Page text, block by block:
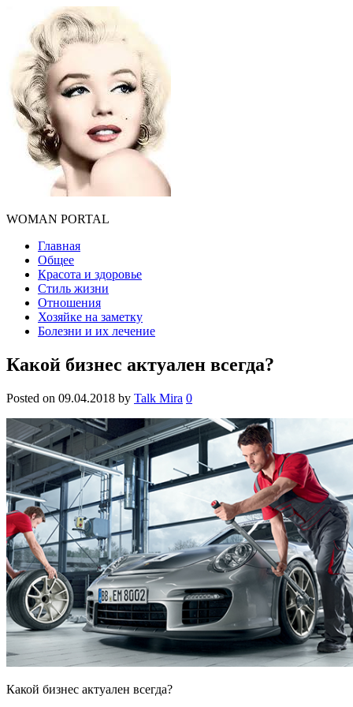
WOMAN PORTAL
Главная
Общее
Красота и здоровье
Стиль жизни
Отношения
Хозяйке на заметку
Болезни и их лечение
Какой бизнес актуален всегда?
Posted on 09.04.2018 by Talk Mira 0
Какой бизнес актуален всегда?